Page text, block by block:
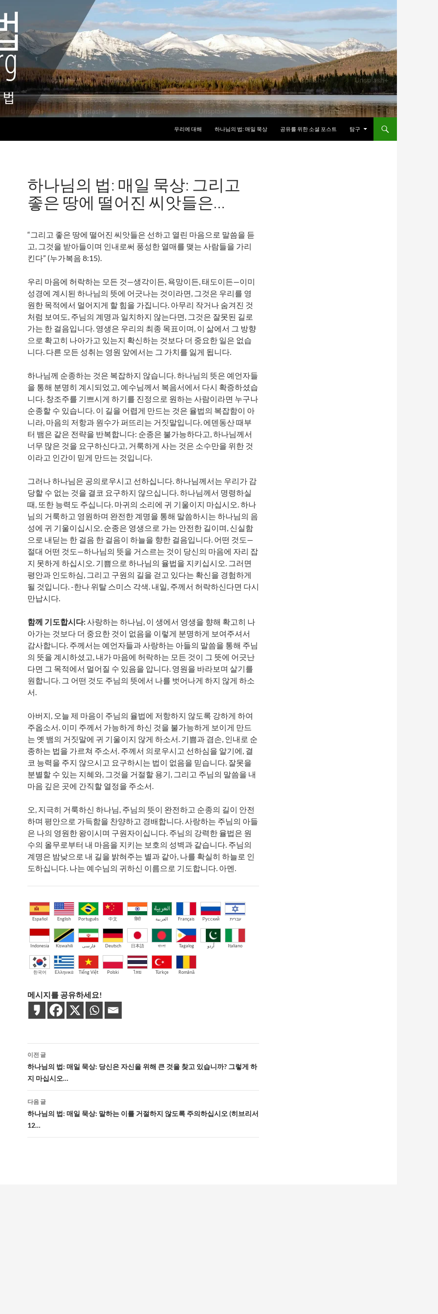
우리에 대해
하나님의 법: 매일 묵상 공유를 위한 소셜 포스트 탐구
하나님의 법: 매일 묵상: 그리고
좋은 땅에 떨어진 씨앗들은…
“그리고 좋은 땅에 떨어진 씨앗들은 선하고 열린 마음으로 말씀을 듣
고, 그것을 받아들이며 인내로써 풍성한 열매를 맺는 사람들을 가리
킨다” (누가복음 8:15).
우리 마음에 허락하는 모든 것—생각이든, 욕망이든, 태도이든—이미
성경에 계시된 하나님의 뜻에 어긋나는 것이라면, 그것은 우리를 영
원한 목적에서 멀어지게 할 힘을 가집니다. 아무리 작거나 숨겨진 것
처럼 보여도, 주님의 계명과 일치하지 않는다면, 그것은 잘못된 길로
가는 한 걸음입니다. 영생은 우리의 최종 목표이며, 이 삶에서 그 방향
으로 확고히 나아가고 있는지 확신하는 것보다 더 중요한 일은 없습
니다. 다른 모든 성취는 영원 앞에서는 그 가치를 잃게 됩니다.
하나님께 순종하는 것은 복잡하지 않습니다. 하나님의 뜻은 예언자들
을 통해 분명히 계시되었고, 예수님께서 복음서에서 다시 확증하셨습
니다. 창조주를 기쁘시게 하기를 진정으로 원하는 사람이라면 누구나
순종할 수 있습니다. 이 길을 어렵게 만드는 것은 율법의 복잡함이 아
니라, 마음의 저항과 원수가 퍼뜨리는 거짓말입니다. 에덴동산 때부
터 뱀은 같은 전략을 반복합니다: 순종은 불가능하다고, 하나님께서
너무 많은 것을 요구하신다고, 거룩하게 사는 것은 소수만을 위한 것
이라고 인간이 믿게 만드는 것입니다.
그러나 하나님은 공의로우시고 선하십니다. 하나님께서는 우리가 감
당할 수 없는 것을 결코 요구하지 않으십니다. 하나님께서 명령하실
때, 또한 능력도 주십니다. 마귀의 소리에 귀 기울이지 마십시오. 하나
님의 거룩하고 영원하며 완전한 계명을 통해 말씀하시는 하나님의 음
성에 귀 기울이십시오. 순종은 영생으로 가는 안전한 길이며, 신실함
으로 내딛는 한 걸음 한 걸음이 하늘을 향한 걸음입니다. 어떤 것도—
절대 어떤 것도—하나님의 뜻을 거스르는 것이 당신의 마음에 자리 잡
지 못하게 하십시오. 기쁨으로 하나님의 율법을 지키십시오. 그러면
평안과 인도하심, 그리고 구원의 길을 걷고 있다는 확신을 경험하게
될 것입니다. -한나 위탈 스미스 각색. 내일, 주께서 허락하신다면 다시
만납시다.
함께 기도합시다:사랑하는 하나님, 이 생에서 영생을 향해 확고히 나
아가는 것보다 더 중요한 것이 없음을 이렇게 분명하게 보여주셔서
감사합니다. 주께서는 예언자들과 사랑하는 아들의 말씀을 통해 주님
의 뜻을 계시하셨고, 내가 마음에 허락하는 모든 것이 그 뜻에 어긋난
다면 그 목적에서 멀어질 수 있음을 압니다. 영원을 바라보며 살기를
원합니다. 그 어떤 것도 주님의 뜻에서 나를 벗어나게 하지 않게 하소
서.
아버지, 오늘 제 마음이 주님의 율법에 저항하지 않도록 강하게 하여
주옵소서. 이미 주께서 가능하게 하신 것을 불가능하게 보이게 만드
는 옛 뱀의 거짓말에 귀 기울이지 않게 하소서. 기쁨과 겸손, 인내로 순
종하는 법을 가르쳐 주소서. 주께서 의로우시고 선하심을 알기에, 결
코 능력을 주지 않으시고 요구하시는 법이 없음을 믿습니다. 잘못을
분별할 수 있는 지혜와, 그것을 거절할 용기, 그리고 주님의 말씀을 내
마음 깊은 곳에 간직할 열정을 주소서.
오, 지극히 거룩하신 하나님, 주님의 뜻이 완전하고 순종의 길이 안전
하며 평안으로 가득함을 찬양하고 경배합니다. 사랑하는 주님의 아들
은 나의 영원한 왕이시며 구원자이십니다. 주님의 강력한 율법은 원
수의 올무로부터 내 마음을 지키는 보호의 성벽과 같습니다. 주님의
계명은 밤낮으로 내 길을 밝혀주는 별과 같아, 나를 확실히 하늘로 인
도하십니다. 나는 예수님의 귀하신 이름으로 기도합니다. 아멘.
Español English Português 中文 हिंदी العربية Français Русский עברית
Indonesia Kiswahili فارسی Deutsch 日本語 বাংলা Tagalog اُردو Italiano
한국어 Ελληνικά Tiếng Việt Polski ไทย Türkçe Română
메시지를 공유하세요!
글
네
비
게
이
션
이전 글
하나님의 법: 매일 묵상: 당신은 자신을 위해 큰 것을 찾고 있습니까? 그렇게 하
지 마십시오…
다음 글
하나님의 법: 매일 묵상: 말하는 이를 거절하지 않도록 주의하십시오 (히브리서
12…